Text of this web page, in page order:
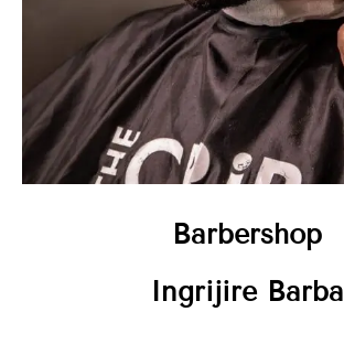
Barbershop
Ingrijire Barba